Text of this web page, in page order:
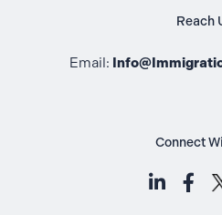
Reach
Email:
Connect